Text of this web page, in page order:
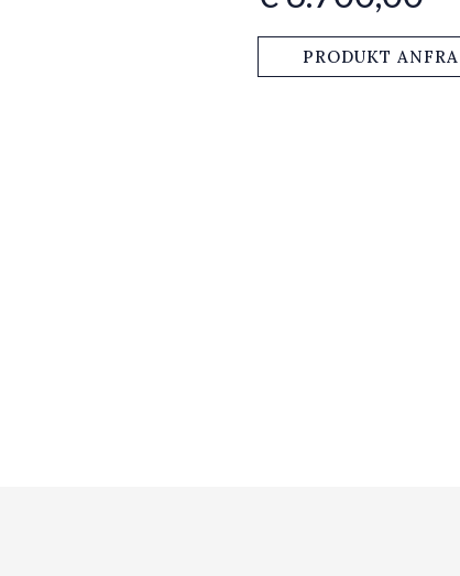
PRODUKT